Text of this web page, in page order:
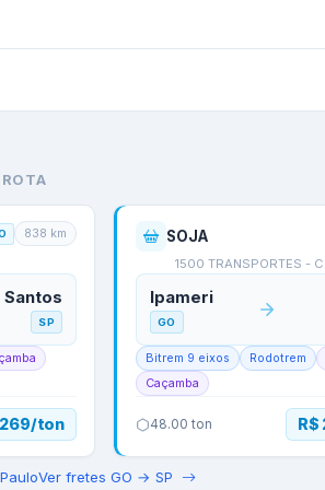
838 km
Santos
SP
269/ton
SOJA
Ipameri
GO
Bitrem 9 eixos Rodotrem
Caçamba
48.00 ton R$
Ver fretes GO → SP